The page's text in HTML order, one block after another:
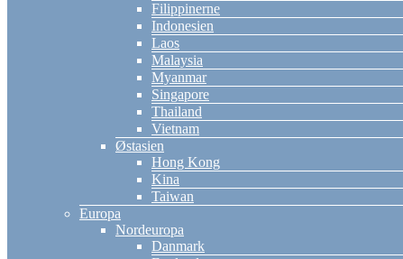
Filippinerne
Indonesien
Laos
Malaysia
Myanmar
Singapore
Thailand
Vietnam
Østasien
Hong Kong
Kina
Taiwan
Europa
Nordeuropa
Danmark